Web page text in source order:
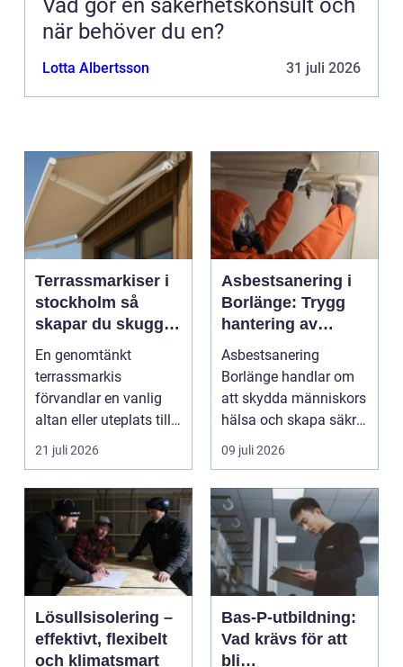
Vad gör en säkerhetskonsult och
när behöver du en?
Lotta Albertsson 31 juli 2026
Terrassmarkiser i
stockholm så
skapar du skugga,
stil och komfort på
uteplatsen
En genomtänkt
terrassmarkis
förvandlar en vanlig
altan eller uteplats till
ett extra rum under
somma...
21 juli 2026
Asbestsanering i
Borlänge: Trygg
hantering av
farliga fibrer
Asbestsanering
Borlänge handlar om
att skydda människors
hälsa och skapa säkra
m...
09 juli 2026
Lösullsisolering –
effektivt, flexibelt
och klimatsmart
Bas-P-utbildning:
Vad krävs för att
bli